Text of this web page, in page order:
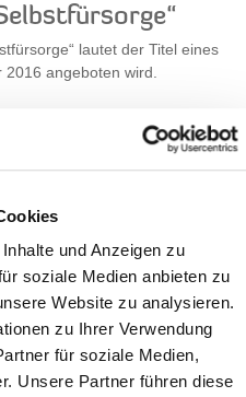
und Anzeigen zu
soziale Medien anbieten zu
Website zu analysieren.
zu Ihrer Verwendung
für soziale Medien,
Unsere Partner führen diese
lautet der Titel eines
angeboten wird.
Dienst am 11.
des Steinburger Amtes für
Freien Träger der Jugendhilfe